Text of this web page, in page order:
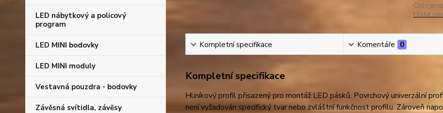
LED nábytkový a policový
program
LED MINI bodovky
LED MINI moduly
Vestavná pouzdra - bodovky
Závěsná svítidla, závěsy
Číslo
Hlídat
Kompletní specifikace Komentáře 0
Kompletní specifikace
Hliníkový profil přisazený pro montáž LED pásků. Povrchový univerzální
není vyžadován specifický tvar nebo zvláštní funkčnost profilu. Zároveň